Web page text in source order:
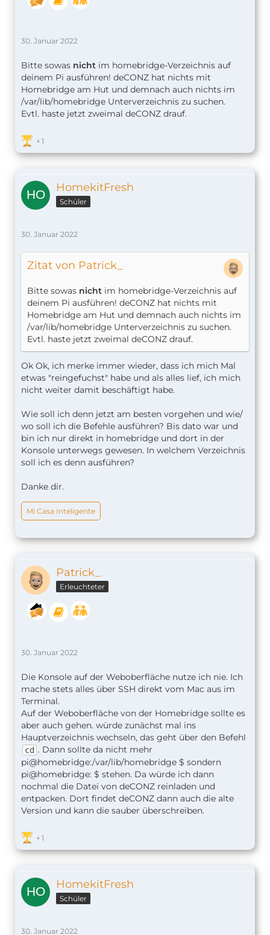
30. Januar 2022
Bitte sowas nicht im homebridge-Verzeichnis auf
deinem Pi ausführen! deCONZ hat nichts mit
Homebridge am Hut und demnach auch nichts im
/var/lib/homebridge Unterverzeichnis zu suchen.
Evtl. haste jetzt zweimal deCONZ drauf.
1
HomekitFresh
Schüler
30. Januar 2022
Zitat von Patrick_
Bitte sowas nicht im homebridge-Verzeichnis auf
deinem Pi ausführen! deCONZ hat nichts mit
Homebridge am Hut und demnach auch nichts im
/var/lib/homebridge Unterverzeichnis zu suchen.
Evtl. haste jetzt zweimal deCONZ drauf.
Ok Ok, ich merke immer wieder, dass ich mich Mal
etwas "reingefuchst" habe und als alles lief, ich mich
nicht weiter damit beschäftigt habe.
Wie soll ich denn jetzt am besten vorgehen und wie/
wo soll ich die Befehle ausführen? Bis dato war und
bin ich nur direkt in homebridge und dort in der
Konsole unterwegs gewesen. In welchem Verzeichnis
soll ich es denn ausführen?
Danke dir.
Mi Casa Inteligente
Patrick_
Erleuchteter
30. Januar 2022
Die Konsole auf der Weboberfläche nutze ich nie. Ich
mache stets alles über SSH direkt vom Mac aus im
Terminal.
Auf der Weboberfläche von der Homebridge sollte es
aber auch gehen. würde zunächst mal ins
Hauptverzeichnis wechseln, das geht über den Befehl
cd . Dann sollte da nicht mehr
pi@homebridge:/var/lib/homebridge $ sondern
pi@homebridge: $ stehen. Da würde ich dann
nochmal die Datei von deCONZ reinladen und
entpacken. Dort findet deCONZ dann auch die alte
Version und kann die sauber überschreiben.
1
HomekitFresh
Schüler
30. Januar 2022